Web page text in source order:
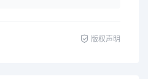
版权声明